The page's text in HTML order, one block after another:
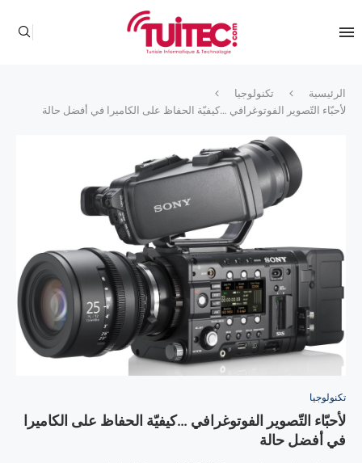
الرئيسية
تكنولوجيا
لأحبّاء التّصوير الفوتوغرافي …كيفيّة الحفاظ على الكاميرا في أفضل حالة
تكنولوجيا
لأحبّاء التّصوير الفوتوغرافي …كيفيّة الحفاظ على الكاميرا
في أفضل حالة